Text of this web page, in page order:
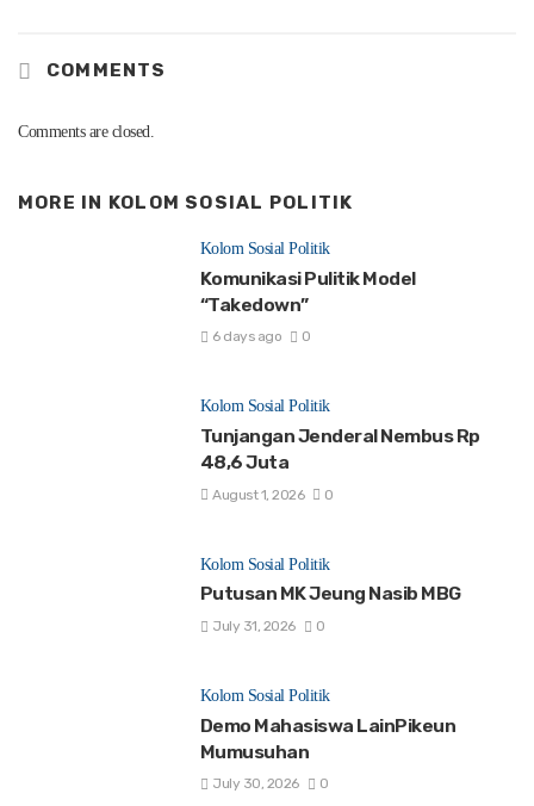
COMMENTS
Comments are closed.
MORE IN KOLOM SOSIAL POLITIK
Kolom Sosial Politik
Komunikasi Pulitik Model
“Takedown”
6 days ago 0
Kolom Sosial Politik
Tunjangan Jenderal Nembus Rp
48,6 Juta
August 1, 2026 0
Kolom Sosial Politik
Putusan MK Jeung Nasib MBG
July 31, 2026 0
Kolom Sosial Politik
Demo Mahasiswa LainPikeun
Mumusuhan
July 30, 2026 0